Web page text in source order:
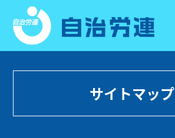
サイトマップ